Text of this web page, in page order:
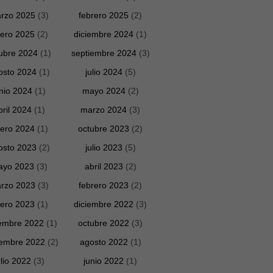
2025 (3) febrero 2025 (2)
2025 (2) diciembre 2024 (1)
2024 (1) septiembre 2024(3)
2024(1) julio 2024(5)
2024 (1) mayo 2024(2)
2024(1) marzo 2024 (3)
2024(1) octubre 2023 (2)
2023 (2) julio 2023 (5)
2023 (3) abril 2023 (2)
2023 (3) febrero 2023 (2)
2023 (1) diciembre 2022 (3)
2022 (1) octubre 2022 (3)
2022 (2) agosto 2022 (1)
2022 (3) junio 2022 (1)